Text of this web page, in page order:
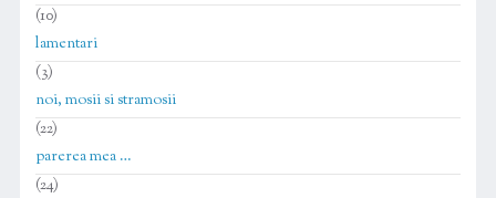
(10)
lamentari
(3)
noi, mosii si stramosii
(22)
parerea mea …
(24)